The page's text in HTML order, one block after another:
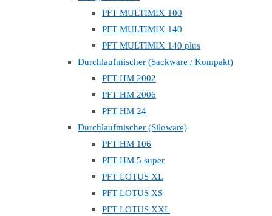
PFT MULTIMIX 100
PFT MULTIMIX 140
PFT MULTIMIX 140 plus
Durchlaufmischer (Sackware / Kompakt)
PFT HM 2002
PFT HM 2006
PFT HM 24
Durchlaufmischer (Siloware)
PFT HM 106
PFT HM 5 super
PFT LOTUS XL
PFT LOTUS XS
PFT LOTUS XXL